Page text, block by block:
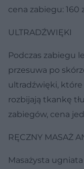
cena zabiegu: 160
ULTRADŹWIĘKI
Podczas zabiegu
przesuwa po
ultradźwięki,
rozbijają tkankę
zabiegów, cena
RĘCZNY MASAŻ
Masażysta